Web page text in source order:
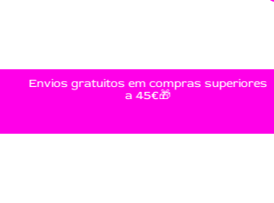
Envios gratuitos em compras superiores
a 45€🎁